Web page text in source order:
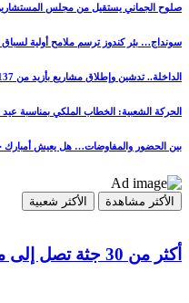
صلوح الجماني يستقيل من مجلس المستشارين
سونداج… بئر كندوز ترسم ملامح أولية لسباق
الداخلة.. تدشين وإطلاق مشاريع بأزيد من 137 مليون درهم لتعزيز خدمات الماء والتطهير السائل
الحركة الشعبية: الخطاب الملكي بمناسبة عيد
بين الحضور والمفاوضات… هل يعيش أمبارك
الأكثر مشاهدة الأكثر شعبية
أكثر من 30 جثة تصل إلى ميناء الجزيرة بالداخلة عالقة بشباك مراكب الصيد